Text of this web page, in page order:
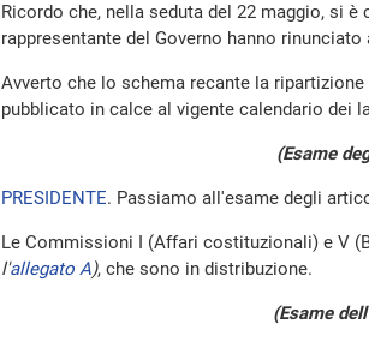
Ricordo che, nella seduta del 22 maggio, si
rappresentante del Governo hanno
Avverto che lo schema recante la
pubblicato in calce al vigente calendario dei
(Esame
PRESIDENTE. Passiamo all'esame degli
Le Commissioni I (Affari costituzionali) e V
l'allegato A), che sono in distribuzione.
(Esame